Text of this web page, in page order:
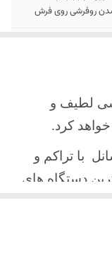
روفرشی روی فرش
لطیف و
کرد.
با تراکم و
دستگاه های
دوخته‌شده